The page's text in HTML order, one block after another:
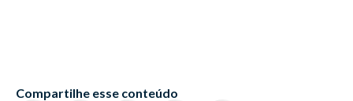
Compartilhe esse conteúdo